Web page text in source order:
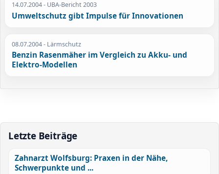
14.07.2004- UBA-Bericht 2003
Umweltschutz gibt Impulse für Innovationen
08.07.2004- Lärmschutz
Benzin Rasenmäher im Vergleich zu Akku- und
Elektro-Modellen
Letzte Beiträge
Zahnarzt Wolfsburg: Praxen in der Nähe,
Schwerpunkte und ...